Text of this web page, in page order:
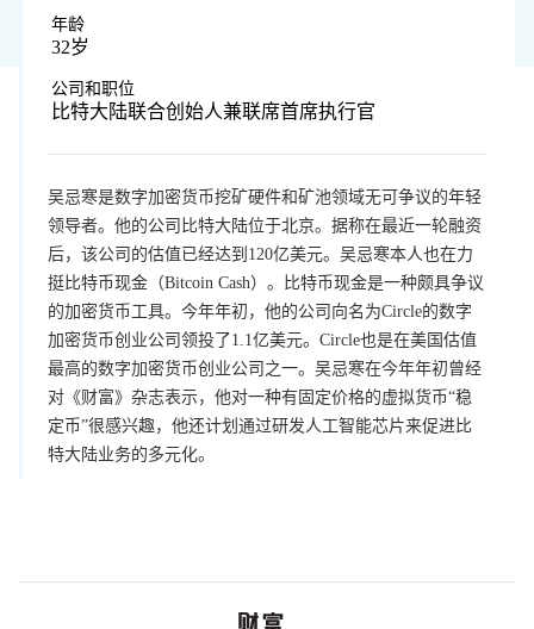
年龄
32岁
公司和职位
比特大陆联合创始人兼联席首席执行官
吴忌寒是数字加密货币挖矿硬件和矿池领域无可争议的年轻
领导者。他的公司比特大陆位于北京。据称在最近一轮融资
后，该公司的估值已经达到120亿美元。吴忌寒本人也在力
挺比特币现金（Bitcoin Cash）。比特币现金是一种颇具争议
的加密货币工具。今年年初，他的公司向名为Circle的数字
加密货币创业公司领投了1.1亿美元。Circle也是在美国估值
最高的数字加密货币创业公司之一。吴忌寒在今年年初曾经
对《财富》杂志表示，他对一种有固定价格的虚拟货币“稳
定币”很感兴趣，他还计划通过研发人工智能芯片来促进比
特大陆业务的多元化。